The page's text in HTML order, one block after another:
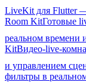
LiveKit для Flutter
Room KitГотовые
реальном времени
KitВидео-live-
и управлением
фильтры в